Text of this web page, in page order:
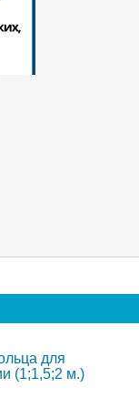
для
(1;1,5;2 м.)